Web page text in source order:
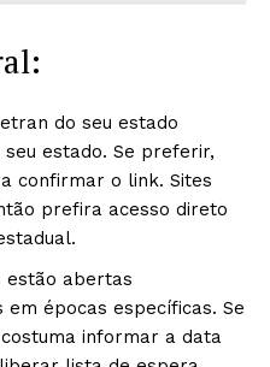
do seu estado
estado. Se preferir,
confirmar o link. Sites
prefira acesso direto
estão abertas
em épocas específicas. Se
informar a data